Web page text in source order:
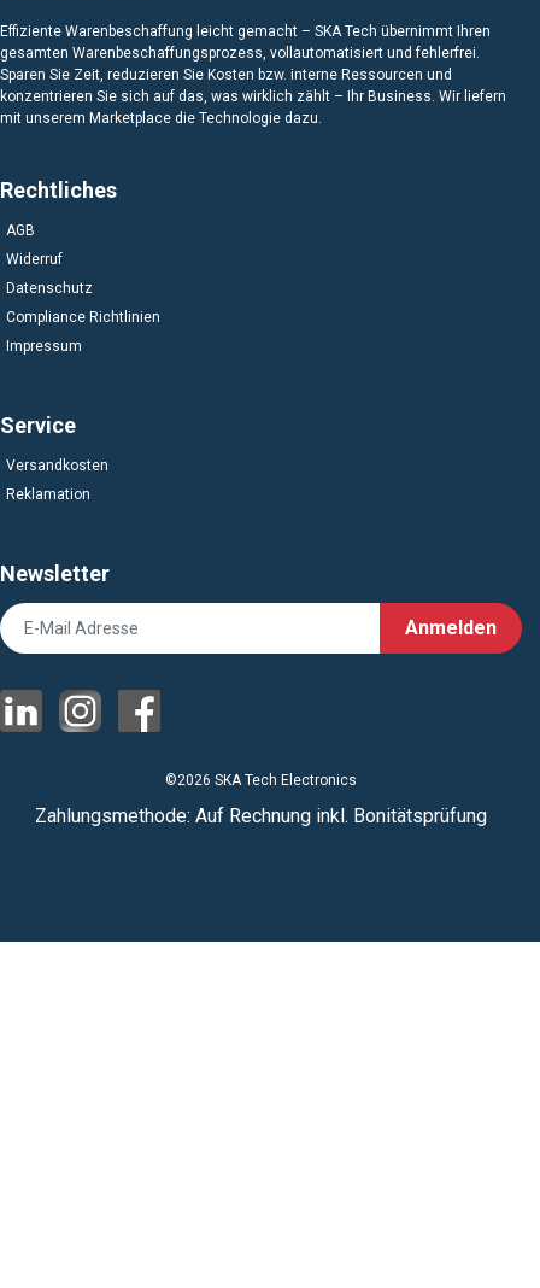
Effiziente Warenbeschaffung leicht gemacht – SKA Tech übernimmt Ihren
gesamten Warenbeschaffungsprozess, vollautomatisiert und fehlerfrei.
Sparen Sie Zeit, reduzieren Sie Kosten bzw. interne Ressourcen und
konzentrieren Sie sich auf das, was wirklich zählt – Ihr Business. Wir liefern
mit unserem Marketplace die Technologie dazu.
Rechtliches
AGB
Widerruf
Datenschutz
Compliance Richtlinien
Impressum
Service
Versandkosten
Reklamation
Newsletter
Anmelden
©2026 SKA Tech Electronics
Zahlungsmethode: Auf Rechnung inkl. Bonitätsprüfung